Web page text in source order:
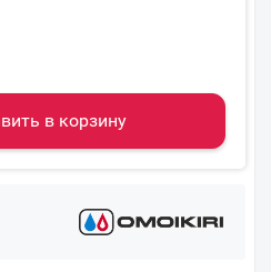
в корзину